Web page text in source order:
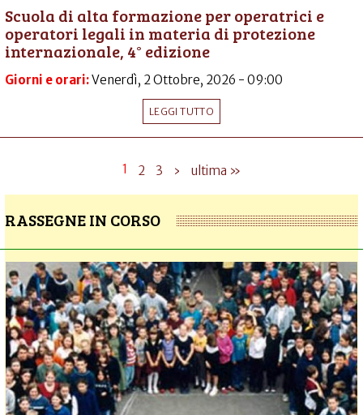
Scuola di alta formazione per operatrici e
operatori legali in materia di protezione
internazionale, 4° edizione
Giorni e orari:Venerdì, 2 Ottobre, 2026 - 09:00
LEGGI TUTTO
1 2 3 › ultima »
RASSEGNE IN CORSO